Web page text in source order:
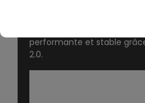
performante et stable
2.0.